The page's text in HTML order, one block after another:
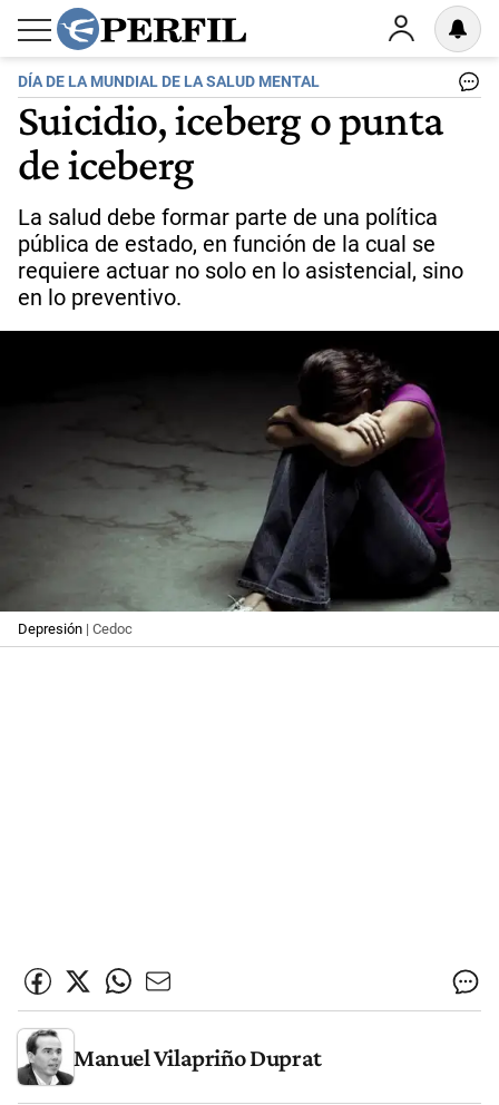
DÍA DE LA MUNDIAL DE LA SALUD MENTAL
Suicidio, iceberg o punta
de iceberg
La salud debe formar parte de una política
pública de estado, en función de la cual se
requiere actuar no solo en lo asistencial, sino
en lo preventivo.
Depresión | Cedoc
Manuel Vilapriño Duprat